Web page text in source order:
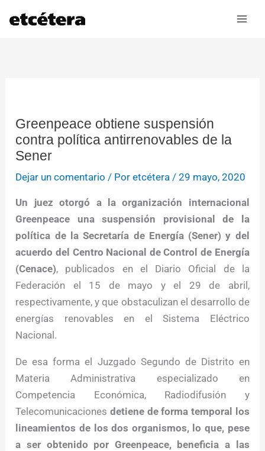
Greenpeace obtiene suspensión
contra política antirrenovables de la
Sener
Dejar un comentario / Poretcétera /29 mayo, 2020
Un juez otorgó a la organización internacional
Greenpeace una suspensión provisional de la
política de la Secretaría de Energía (Sener) y del
acuerdo del Centro Nacional de Control de Energía
(Cenace), publicados en el Diario Oficial de la
Federación el 15 de mayo y el 29 de abril,
respectivamente, y que obstaculizan el desarrollo de
energías renovables en el Sistema Eléctrico
Nacional.
De esa forma el Juzgado Segundo de Distrito en
Materia Administrativa especializado en
Competencia Económica, Radiodifusión y
Telecomunicaciones detiene de forma temporal los
lineamientos de los dos organismos, lo que, pese
a ser obtenido por Greenpeace, beneficia a las